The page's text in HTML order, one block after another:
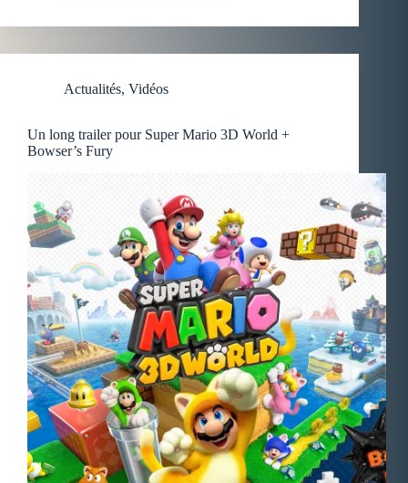
Actualités, Vidéos
Un long trailer pour Super Mario 3D World +
Bowser’s Fury